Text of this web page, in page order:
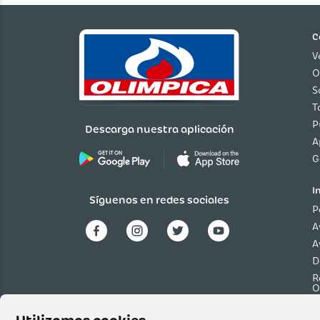
Descarga nuestra aplicación
Síguenos en redes sociales